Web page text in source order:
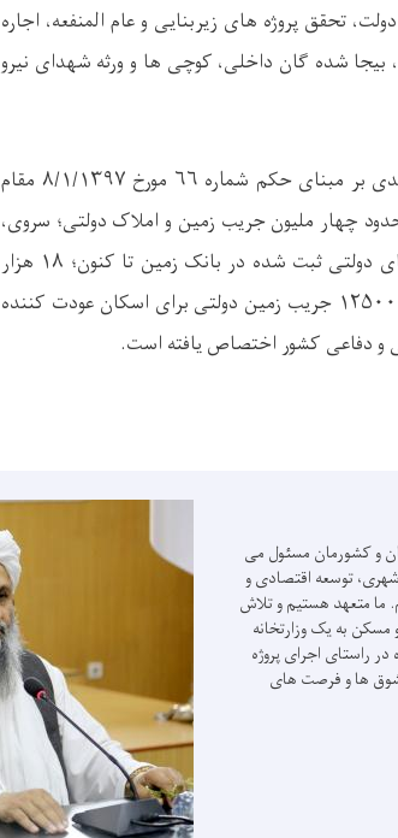
تحقق پروژه های زیربنایی و عام المنفعه، اجاره
شده گان داخلی، کوچی ها و ورثه شهدای نیرو
کار عملی برنامه بانک زمین دولتی در حمل سال ۱۳۹۷ خورشیدی بر مبنای حکم شماره ۶۶ مورخ ۸/۱/۱۳۹۷ مقام
پیگیر؛ حدود چهار ملیون جریب زمین و املاک دولتی؛ سروی،
نقشه برداری و ثبت بانک زمین گردیده است. از مجموع زمین های دولتی ثبت شده در بانک زمین تا کنون؛ ۱۸ هزار
جریب زمین دولتی برای تطبیق پروژه های عام المنفعه حکومت و ۱۲۵۰۰ جریب زمین دولتی برای اسکان عودت کننده
و دفاعی کشور اختصاص یافته است.
و کشورمان مسئول می
توسعه اقتصادی و
ما متعهد هستیم و تلاش
به یک وزارتخانه
راستای اجرای پروژه
ها و فرصت های